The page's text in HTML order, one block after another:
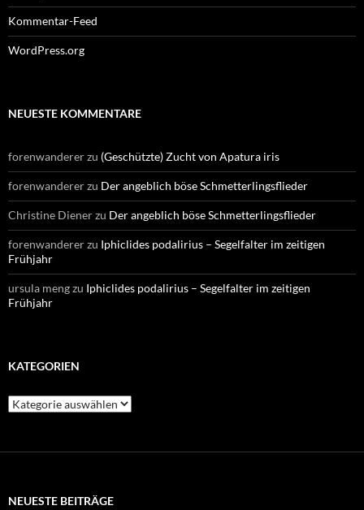
Kommentar-Feed
WordPress.org
NEUESTE KOMMENTARE
forenwandererzu (Geschützte) Zucht von Apatura iris
forenwandererzu Der angeblich böse Schmetterlingsflieder
Christine Dienerzu Der angeblich böse Schmetterlingsflieder
forenwandererzu Iphiclides podalirius – Segelfalter im zeitigen
Frühjahr
ursula mengzu Iphiclides podalirius – Segelfalter im zeitigen
Frühjahr
KATEGORIEN
Kategorien
NEUESTE BEITRÄGE